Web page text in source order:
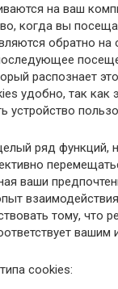
на ваш
когда вы
обратно на
распознает
удобно, так как
устройство
ряд функций,
ваши
тому, что
вашим
cookies: